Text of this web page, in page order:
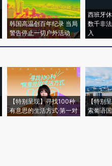
韩国高温创百年纪录 当局
警告停止一切户外活动
西班牙
数千非
入
【特别呈现】寻找100种
有意思的生活方式·第一对
【特别
索葡语